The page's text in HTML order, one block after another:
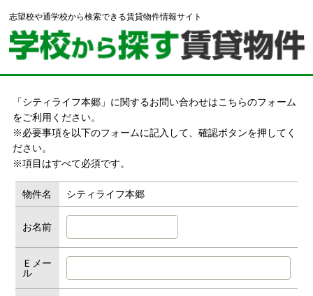
志望校や通学校から検索できる賃貸物件情報サイト
「シティライフ本郷」に関するお問い合わせはこちらのフォーム
をご利用ください。
※必要事項を以下のフォームに記入して、確認ボタンを押してく
ださい。
※項目はすべて必須です。
物件名 シティライフ本郷
お名前
Ｅメー
ル